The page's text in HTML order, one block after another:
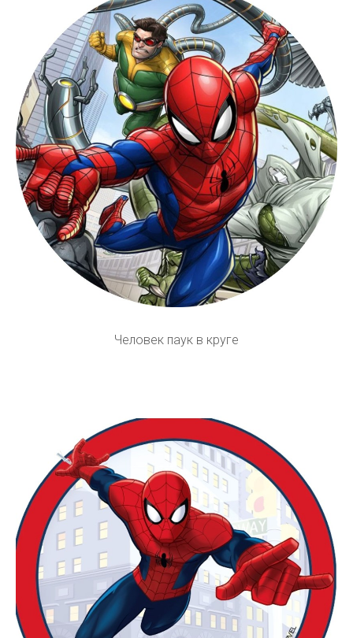
Человек паук в круге